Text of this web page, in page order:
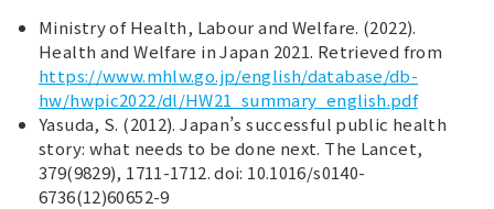
Ministry of Health, Labour and Welfare. (2022).
Health and Welfare in Japan 2021. Retrieved from
https://www.mhlw.go.jp/english/database/db-
hw/hwpic2022/dl/HW21_summary_english.pdf
Yasuda, S. (2012). Japan’s successful public health
story: what needs to be done next. The Lancet,
379(9829), 1711-1712. doi: 10.1016/s0140-
6736(12)60652-9